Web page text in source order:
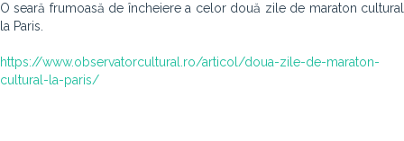
O seară frumoasă de încheiere a celor două zile de maraton cultural
la Paris.
https://www.observatorcultural.ro/articol/doua-zile-de-maraton-
cultural-la-paris/